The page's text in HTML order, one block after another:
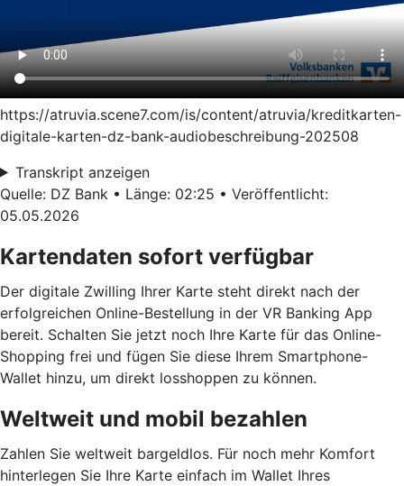
https://atruvia.scene7.com/is/content/atruvia/kreditkarten-
digitale-karten-dz-bank-audiobeschreibung-202508
Transkript anzeigen
Quelle: DZ Bank • Länge: 02:25 • Veröffentlicht:
05.05.2026
Kartendaten sofort verfügbar
Der digitale Zwilling Ihrer Karte steht direkt nach der
erfolgreichen Online-Bestellung in der VR Banking App
bereit. Schalten Sie jetzt noch Ihre Karte für das Online-
Shopping frei und fügen Sie diese Ihrem Smartphone-
Wallet hinzu, um direkt losshoppen zu können.
Weltweit und mobil bezahlen
Zahlen Sie weltweit bargeldlos. Für noch mehr Komfort
hinterlegen Sie Ihre Karte einfach im Wallet Ihres